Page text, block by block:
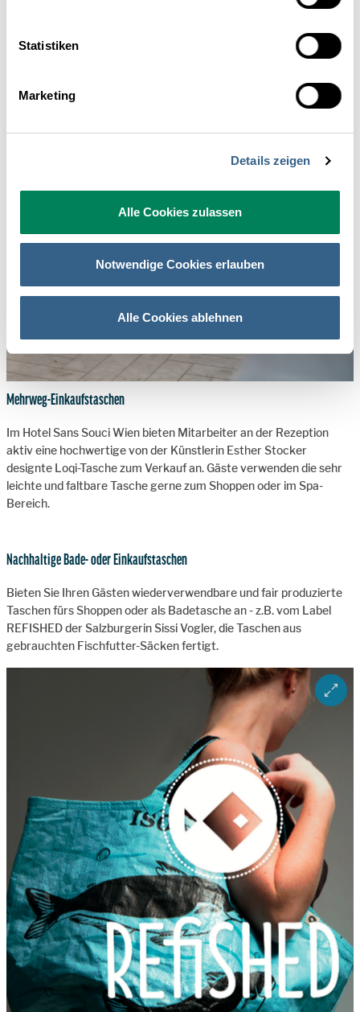
Statistiken
Marketing
Details zeigen
Alle Cookies zulassen
Notwendige Cookies erlauben
Alle Cookies ablehnen
Mehrweg-Einkaufstaschen
Im Hotel Sans Souci Wien bieten Mitarbeiter an der Rezeption
aktiv eine hochwertige von der Künstlerin Esther Stocker
designte Loqi-Tasche zum Verkauf an. Gäste verwenden die sehr
leichte und faltbare Tasche gerne zum Shoppen oder im Spa-
Bereich.
Nachhaltige Bade- oder Einkaufstaschen
Bieten Sie Ihren Gästen wiederverwendbare und fair produzierte
Taschen fürs Shoppen oder als Badetasche an - z.B. vom Label
REFISHED der Salzburgerin Sissi Vogler, die Taschen aus
gebrauchten Fischfutter-Säcken fertigt.
ZOOM